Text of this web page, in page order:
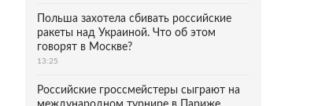
Польша захотела сбивать российские
ракеты над Украиной. Что об этом
говорят в Москве?
13:25
Российские гроссмейстеры сыграют на